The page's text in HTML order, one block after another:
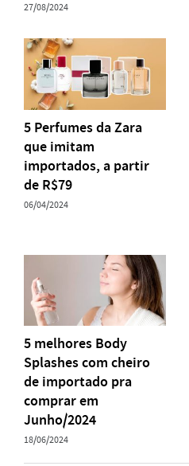
27/08/2024
5 Perfumes da Zara
que imitam
importados, a partir
de R$79
06/04/2024
5 melhores Body
Splashes com cheiro
de importado pra
comprar em
Junho/2024
18/06/2024